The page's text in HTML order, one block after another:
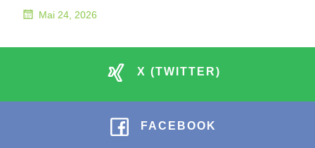
Mai 24, 2026
X (TWITTER)
FACEBOOK